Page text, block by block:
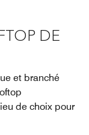
DE
et branché
de choix pour